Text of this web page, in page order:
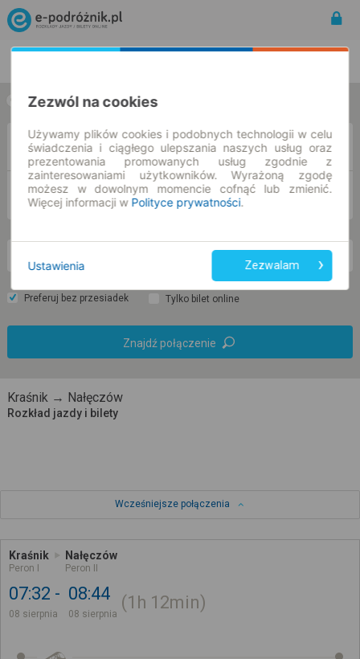
w jedną stronę w obie strony
DO
Preferuj bez przesiadek Tylko bilet online
Znajdź połączenie
Kraśnik → Nałęczów
Rozkład jazdy i bilety
Wcześniejsze połączenia
Kraśnik
Peron I
Nałęczów
Peron II
07:32
08 sierpnia
08:44
08 sierpnia
1h 12min
Zezwól na cookies
Używamy plików cookies i podobnych technologii w celu
świadczenia i ciągłego ulepszania naszych usług oraz
prezentowania promowanych usług zgodnie z
zainteresowaniami użytkowników. Wyrażoną zgodę
możesz w dowolnym momencie cofnąć lub zmienić.
Więcej informacji w Polityce prywatności.
Ustawienia Zezwalam